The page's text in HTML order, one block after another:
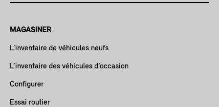
MAGASINER
L’inventaire de véhicules neufs
L’inventaire des véhicules d’occasion
Configurer
Essai routier